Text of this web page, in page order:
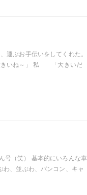
運ぶお手伝いをしてくれた。
きいね～」 私 「大きいだ
号（笑） 基本的にいろんな車
わ、並ぶわ、バンコン、キャ